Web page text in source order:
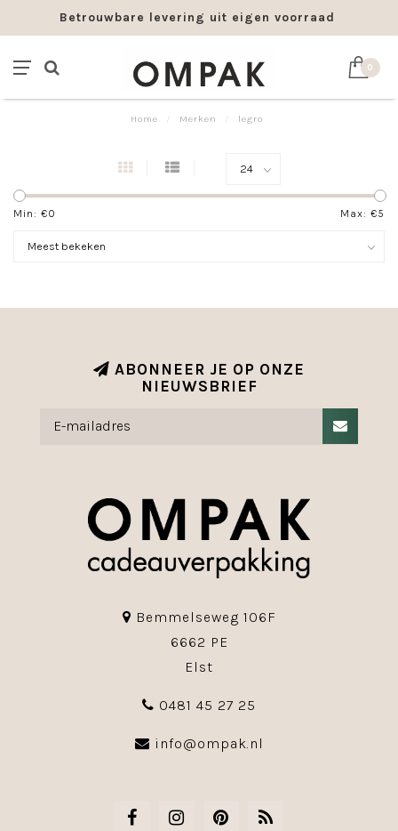
Betrouwbare levering uit eigen voorraad
0
Home Merken legro
Min: €0 Max: €5
ABONNEER JE OP ONZE
NIEUWSBRIEF
Bemmelseweg 106F
6662 PE
Elst
0481 45 27 25
info@ompak.nl